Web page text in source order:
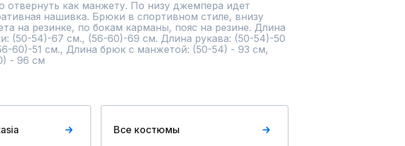
отвернуть как манжету. По низу джемпера идет
нашивка. Брюки в спортивном стиле, внизу
на резинке, по бокам карманы, пояс на резине. Длина
(50-54)-67 см., (56-60)-69 см. Длина рукава: (50-54)-50
60)-51 см., Длина брюк с манжетой: (50-54) - 93 см,
- 96 см
Все костюмы